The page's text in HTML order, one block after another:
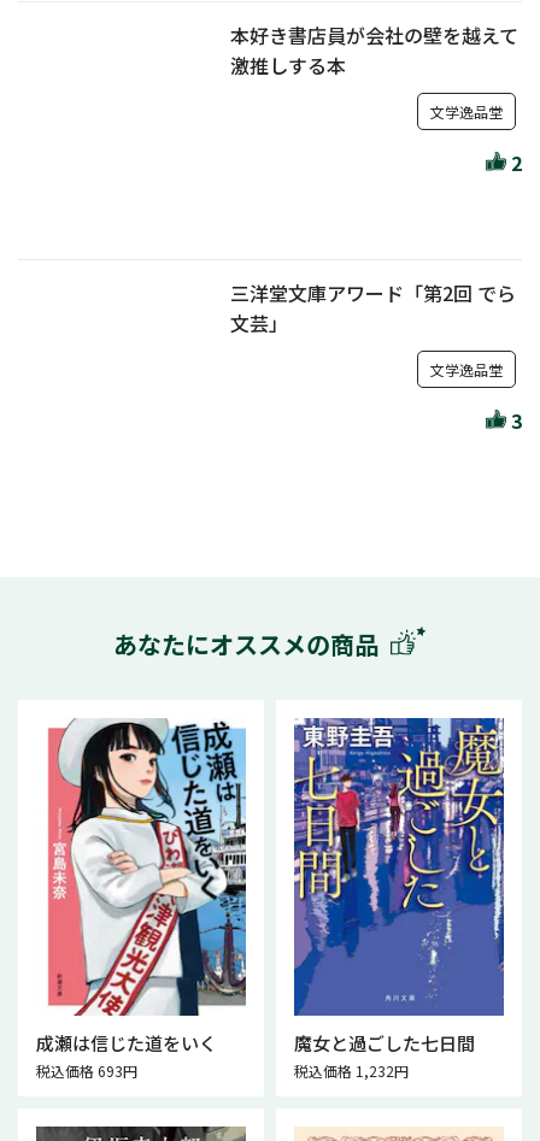
本好き書店員が会社の壁を越えて
激推しする本
文学逸品堂
2
三洋堂文庫アワード「第2回 でら
文芸」
文学逸品堂
3
あなたにオススメの商品
成瀬は信じた道をいく
税込価格 693円
魔女と過ごした七日間
税込価格 1,232円